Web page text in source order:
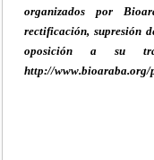
organizados por
rectificación, supresión
oposición a su
http://www.bioaraba.org/